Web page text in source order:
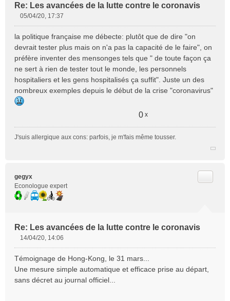
Re: Les avancées de la lutte contre le coronavis
s
s
a
g
e
o
n
05/04/20, 17:37
la politique française me débecte: plutôt que de dire "on
devrait tester plus mais on n'a pas la capacité de le faire", on
préfère inventer des mensonges tels que " de toute façon ça
ne sert à rien de tester tout le monde, les personnels
hospitaliers et les gens hospitalisés ça suffit". Juste un des
nombreux exemples depuis le début de la crise "coronavirus"
0 x
J'suis allergique aux cons: parfois, je m'fais même tousser.
gegyx
Econologue expert
Re: Les avancées de la lutte contre le coronavis
s
s
a
14/04/20, 14:06
Témoignage de Hong-Kong, le 31 mars...
Une mesure simple automatique et efficace prise au départ,
sans décret au journal officiel...